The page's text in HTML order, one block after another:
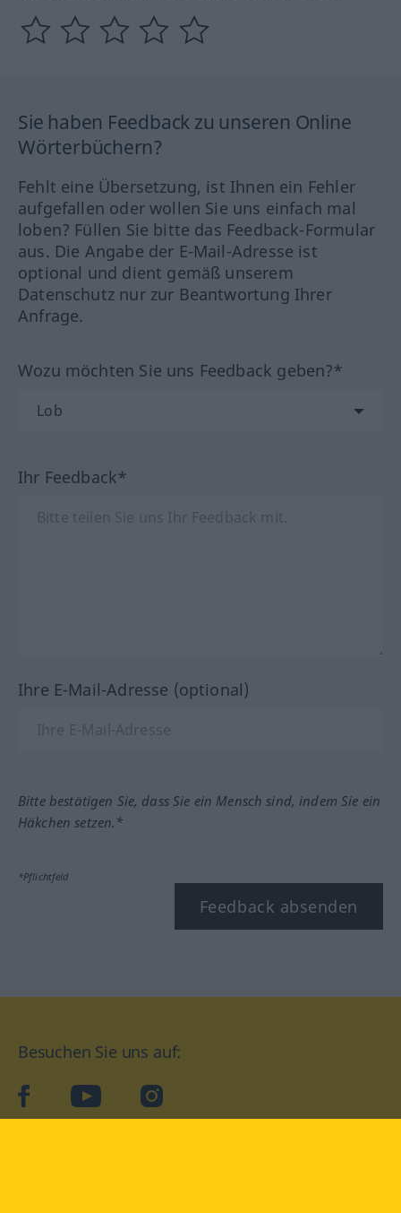
Sie haben Feedback zu unseren Online
Wörterbüchern?
Fehlt eine Übersetzung, ist Ihnen ein Fehler
aufgefallen oder wollen Sie uns einfach mal
loben? Füllen Sie bitte das Feedback-Formular
aus. Die Angabe der E-Mail-Adresse ist
optional und dient gemäß unserem
Datenschutz nur zur Beantwortung Ihrer
Anfrage.
Wozu möchten Sie uns Feedback geben?*
Ihr Feedback*
Ihre E-Mail-Adresse (optional)
Bitte bestätigen Sie, dass Sie ein Mensch sind, indem Sie ein
Häkchen setzen.*
*Pflichtfeld
Feedback absenden
Besuchen Sie uns auf:
facebookYouTube Instagram